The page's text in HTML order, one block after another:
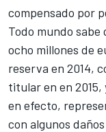
compensado por
Todo mundo
ocho millones de
reserva en 2014,
titular en en 2015,
en efecto,
con algunos